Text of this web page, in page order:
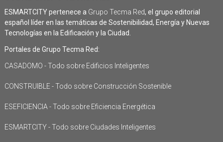
ESMARTCITY pertenece a Grupo Tecma Red, el grupo editorial
español líder en las temáticas de Sostenibilidad, Energía y Nuevas
Tecnologías en la Edificación y la Ciudad.
Portales de Grupo Tecma Red:
CASADOMO - Todo sobre Edificios Inteligentes
CONSTRUIBLE - Todo sobre Construcción Sostenible
ESEFICIENCIA - Todo sobre Eficiencia Energética
ESMARTCITY - Todo sobre Ciudades Inteligentes